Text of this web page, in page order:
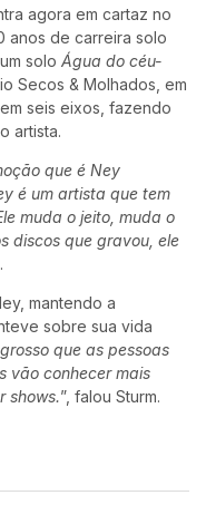
agora em cartaz no
anos de carreira solo
solo Água do céu-
Secos & Molhados, em
seis eixos, fazendo
artista.
que é Ney
é um artista que tem
muda o jeito, muda o
discos que gravou, ele
mantendo a
sobre sua vida
que as pessoas
vão conhecer mais
shows.”, falou Sturm.